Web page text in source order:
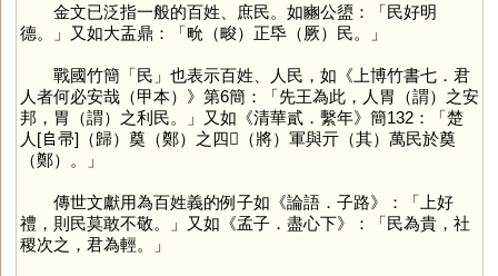
金文已泛指一般的百姓、庶民。如豳公盨：「民好明
德。」又如大盂鼎：「㽙（畯）正氒（厥）民。」
戰國竹簡「民 」也表示百姓、人民，如《上博竹書七．君
人者何必安哉（甲本）》第6簡：「先王為此，人胃（謂）之安
邦，胃（謂）之利民。」又如《清華貳．繫年》簡132：「楚
人[𠂤帚]（歸）奠（鄭）之四𨟻（將）軍與亓（其）萬民於奠
（鄭）。」
傳世文獻用為百姓義的例子如《論語．子路》：「上好
禮，則民莫敢不敬。」又如《孟子．盡心下》：「民為貴，社
稷次之，君為輕。」